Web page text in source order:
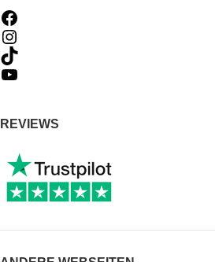
REVIEWS